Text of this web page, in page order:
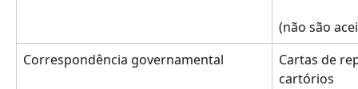
(não são
Correspondência governamental
Cartas de
cartórios